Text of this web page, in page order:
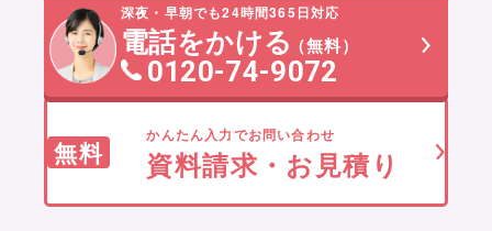
深夜・早朝でも24時間365日対応
電話をかける（無料）
0120-74-9072
無料
かんたん入力でお問い合わせ
資料請求・お見積り